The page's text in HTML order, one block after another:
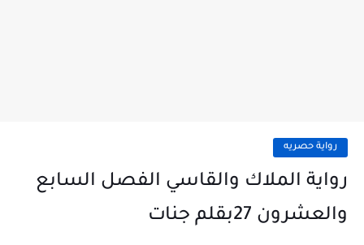
رواية حصريه
رواية الملاك والقاسي الفصل السابع
والعشرون 27بقلم جنات